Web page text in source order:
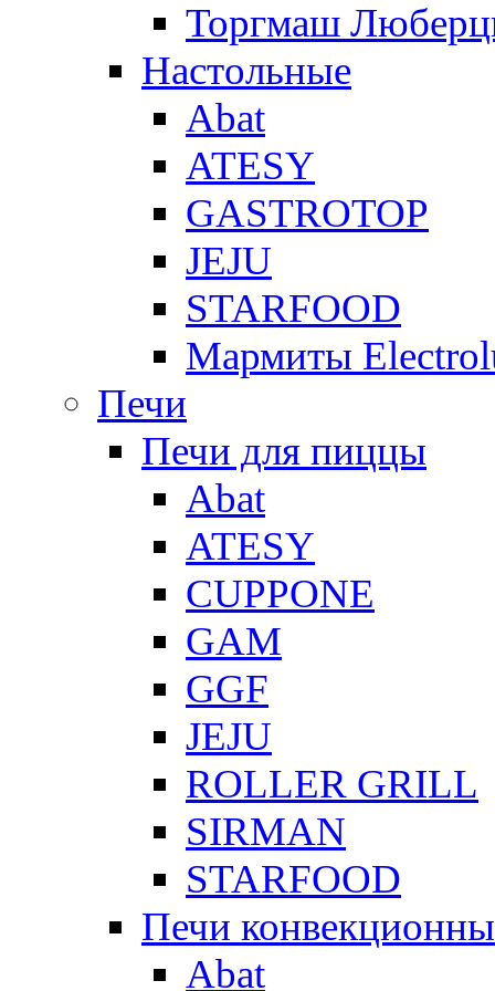
Торгмаш
Настольные
Abat
ATESY
GASTROTOP
JEJU
STARFOOD
Мармиты
Печи
Печи для пиццы
Abat
ATESY
CUPPONE
GAM
GGF
JEJU
ROLLER GRILL
SIRMAN
STARFOOD
Печи
Abat